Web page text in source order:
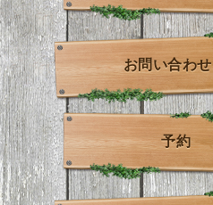
お問い合わせ
予約